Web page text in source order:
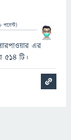
পয়েন্ট)
এর
৫১৪ টি।